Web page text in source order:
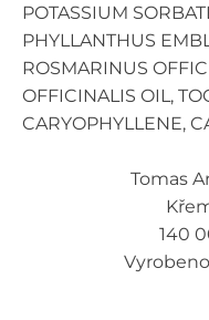
POTASSIUM
PHYLLANTHUS
ROSMARINUS
OFFICINALIS OIL,
CARYOPHYLLENE,
Tomas
140